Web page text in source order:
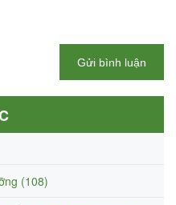
Gửi bình luận
(108)